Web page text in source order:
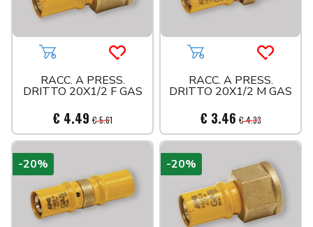
Aggiungi al carrelloAcquista più tardi
RACC. A PRESS.
DRITTO 20X1/2 F GAS
€ 4.49 € 5.61
Aggiungi al carrello
RACC. A PRESS.
DRITTO 20X1/2 M GAS
€ 3.46 € 4.33
-20% -20%